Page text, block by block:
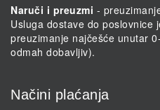
Naruči i preuzmi -
Usluga dostave do poslovnice
preuzimanje najčešće unutar
odmah dobavljiv).
Načini plaćanja